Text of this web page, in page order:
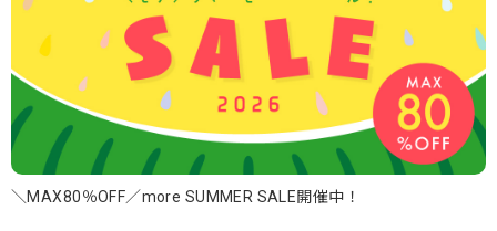
＼MAX80％OFF／more SUMMER SALE開催中！